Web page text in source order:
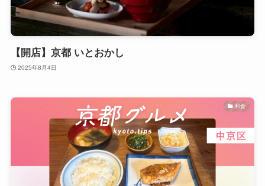
【開店】京都 いとおかし
2025年8月4日
和食